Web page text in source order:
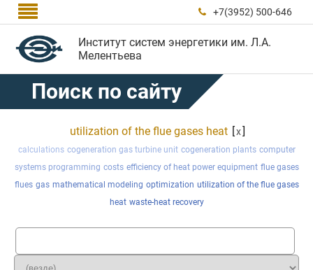
  +7(3952) 500-646
Институт систем энергетики им. Л.А.
Мелентьева
Поиск по сайту
utilization of the flue gases heat [x]
calculations cogeneration gas turbine unit cogeneration plants computer
systems programming costs efficiency of heat power equipment flue gases
flues gas mathematical modeling optimization utilization of the flue gases
heat waste-heat recovery